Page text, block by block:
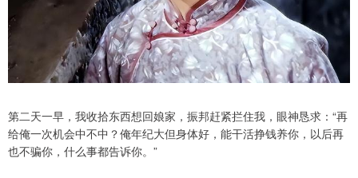
第二天一早，我收拾东西想回娘家，振邦赶紧拦住我，眼神恳求：“再
给俺一次机会中不中？俺年纪大但身体好，能干活挣钱养你，以后再
也不骗你，什么事都告诉你。”